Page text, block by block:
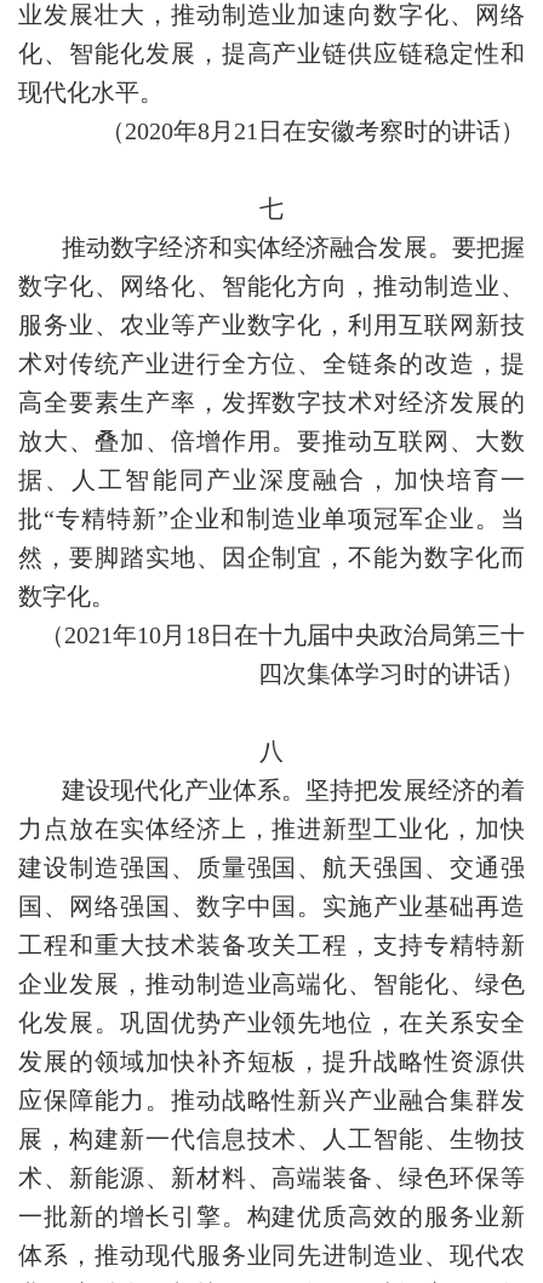
业发展壮大，推动制造业加速向数字化、网络
化、智能化发展，提高产业链供应链稳定性和
现代化水平。
（2020年8月21日在安徽考察时的讲话）
七
推动数字经济和实体经济融合发展。要把握
数字化、网络化、智能化方向，推动制造业、
服务业、农业等产业数字化，利用互联网新技
术对传统产业进行全方位、全链条的改造，提
高全要素生产率，发挥数字技术对经济发展的
放大、叠加、倍增作用。要推动互联网、大数
据、人工智能同产业深度融合，加快培育一
批“专精特新”企业和制造业单项冠军企业。当
然，要脚踏实地、因企制宜，不能为数字化而
数字化。
（2021年10月18日在十九届中央政治局第三十
四次集体学习时的讲话）
八
建设现代化产业体系。坚持把发展经济的着
力点放在实体经济上，推进新型工业化，加快
建设制造强国、质量强国、航天强国、交通强
国、网络强国、数字中国。实施产业基础再造
工程和重大技术装备攻关工程，支持专精特新
企业发展，推动制造业高端化、智能化、绿色
化发展。巩固优势产业领先地位，在关系安全
发展的领域加快补齐短板，提升战略性资源供
应保障能力。推动战略性新兴产业融合集群发
展，构建新一代信息技术、人工智能、生物技
术、新能源、新材料、高端装备、绿色环保等
一批新的增长引擎。构建优质高效的服务业新
体系，推动现代服务业同先进制造业、现代农